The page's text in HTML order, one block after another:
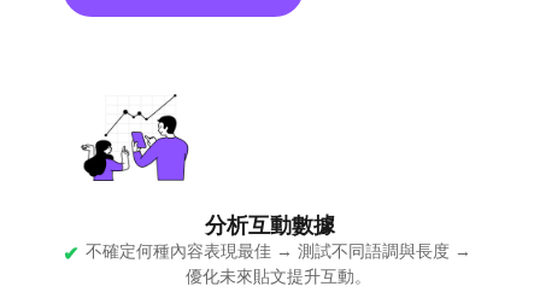
分析互動數據
不確定何種內容表現最佳 → 測試不同語調與長度 →
優化未來貼文提升互動。